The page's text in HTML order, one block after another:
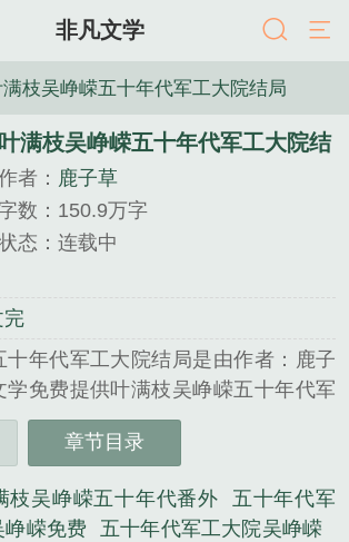
非凡文学
枝吴峥嵘五十年代军工大院结局
叶满枝吴峥嵘五十年代军工大院结
者： 鹿子草
数：150.9万字
态：连载中
完
十年代军工大院结局是由作者：鹿子
学免费提供叶满枝吴峥嵘五十年代军
线阅读。
非凡文学 网址：www.wxff.net...
说。
章节目录
枝吴峥嵘五十年代番外
五十年代军
嵘免费
五十年代军工大院吴峥嵘